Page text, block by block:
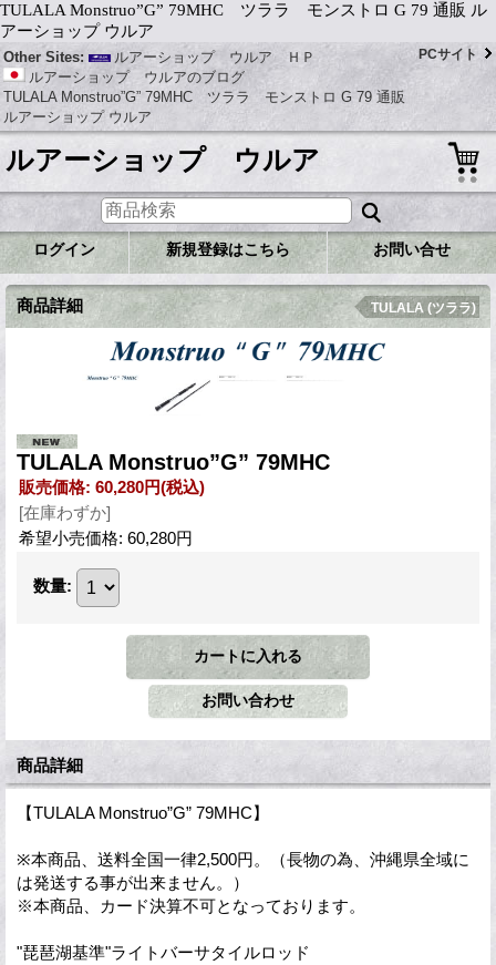
TULALA Monstruo”G” 79MHC ツララ モンストロ G 79 通販 ル
アーショップ ウルア
Other Sites:
ルアーショップ ウルア ＨＰ
ルアーショップ ウルアのブログ
TULALA Monstruo”G” 79MHC ツララ モンストロ G 79 通販
ルアーショップ ウルア
PCサイト
ルアーショップ ウルア
ログイン 新規登録はこちら お問い合せ
商品詳細 TULALA (ツララ)
TULALA Monstruo”G” 79MHC
販売価格: 60,280円(税込)
[在庫わずか]
希望小売価格: 60,280円
数量:
商品詳細
【TULALA Monstruo”G” 79MHC】
※本商品、送料全国一律2,500円。（長物の為、沖縄県全域に
は発送する事が出来ません。）
※本商品、カード決算不可となっております。
"琵琶湖基準"ライトバーサタイルロッド